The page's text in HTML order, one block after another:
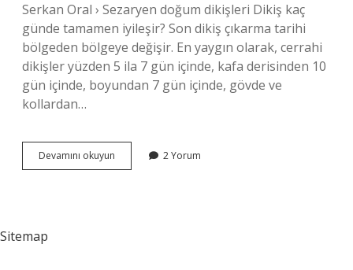
Serkan Oral › Sezaryen doğum dikişleri Dikiş kaç
günde tamamen iyileşir? Son dikiş çıkarma tarihi
bölgeden bölgeye değişir. En yaygın olarak, cerrahi
dikişler yüzden 5 ila 7 gün içinde, kafa derisinden 10
gün içinde, boyundan 7 gün içinde, gövde ve
kollardan…
Devamını okuyun
Dikişler
2 Yorum
Sitemap